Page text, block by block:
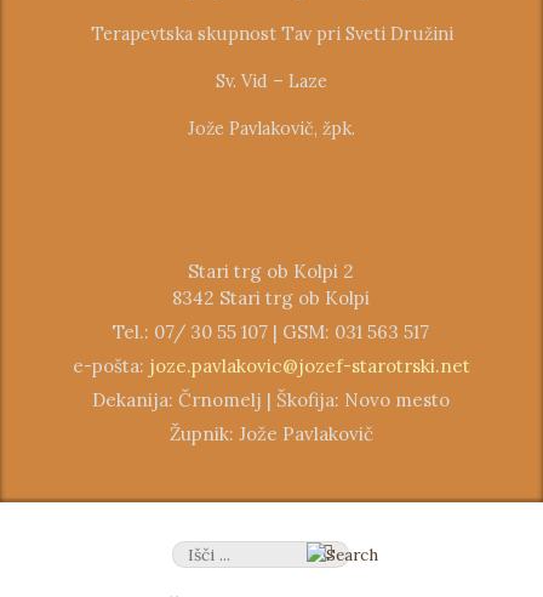
Terapevtska skupnost Tav pri Sveti Družini
Sv. Vid – Laze
Jože Pavlakovič, žpk.
Stari trg ob Kolpi 2
8342 Stari trg ob Kolpi
Tel.: 07/ 30 55 107 | GSM: 031 563 517
e-pošta: joze.pavlakovic@jozef-starotrski.net
Dekanija: Črnomelj | Škofija: Novo mesto
Župnik: Jože Pavlakovič